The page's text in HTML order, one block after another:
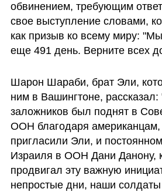
обвинением, требующим
свое выступление словами,
как призыв ко всему миру:
еще 491 день. Верните всех
Шарон Шараби, брат Эли,
ним в Вашингтоне,
заложников был поднят в
ООН благодаря американцам,
пригласили Эли, и
Израиля в ООН Дани Данону,
продвигал эту важную
непростые дни, наши солдаты